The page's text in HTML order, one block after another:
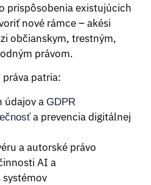
prispôsobenia existujúcich
nové rámce – akési
občianskym, trestným,
právom.
patria:
údajov a GDPR
a prevencia digitálnej
a autorské právo
AI a